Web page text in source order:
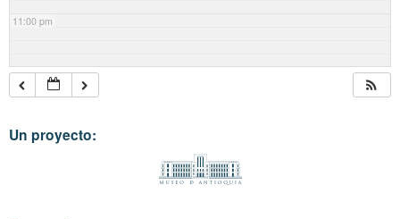
11:00 pm
Un proyecto: